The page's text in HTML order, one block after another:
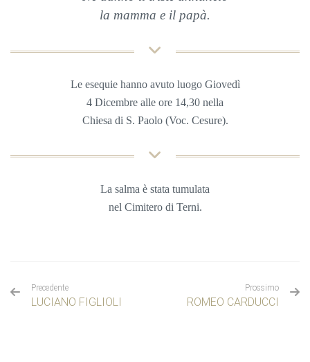
la mamma e il papà.
Le esequie hanno avuto luogo Giovedì
4 Dicembre alle ore 14,30 nella
Chiesa di S. Paolo (Voc. Cesure).
La salma è stata tumulata
nel Cimitero di Terni.
Precedente
LUCIANO FIGLIOLI
Prossimo
ROMEO CARDUCCI